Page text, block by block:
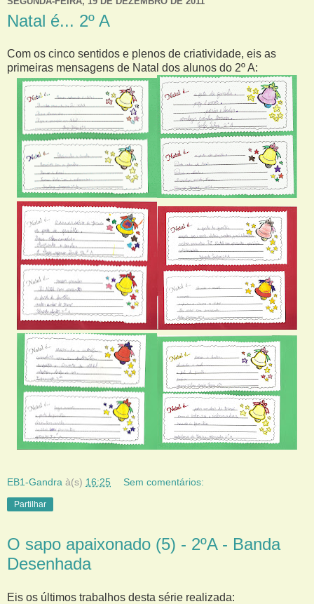
Natal é... 2º A
Com os cinco sentidos e plenos de criatividade, eis as
primeiras mensagens de Natal dos alunos do 2º A:
EB1-Gandra à(s) 16:25 Sem comentários:
Partilhar
O sapo apaixonado (5) - 2ºA - Banda
Desenhada
Eis os últimos trabalhos desta série realizada: